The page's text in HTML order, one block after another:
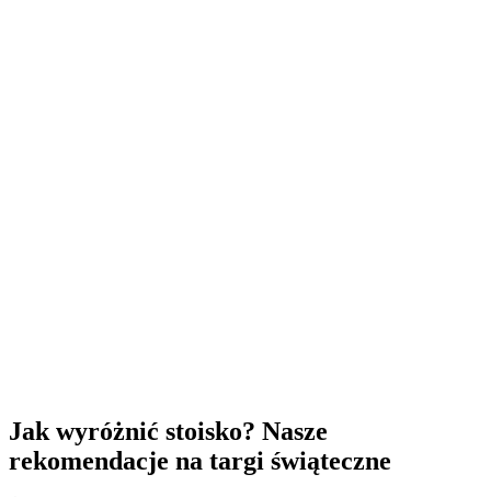
Jak wyróżnić stoisko? Nasze
rekomendacje na targi świąteczne